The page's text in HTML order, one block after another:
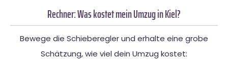
Rechner: Was kostet mein Umzug in Kiel?
Bewege die Schieberegler und erhalte eine grobe
Schätzung, wie viel dein Umzug kostet: